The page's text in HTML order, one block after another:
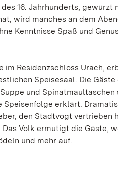
16. Jahrhunderts,
wird manches an dem
Kenntnisse Spaß und
Residenzschloss Urach,
Speisesaal. Die
und
erklärt.
den Stadtvogt vertrieben
Volk ermutigt die Gäste,
und mehr auf.